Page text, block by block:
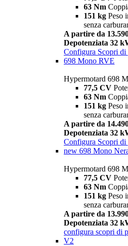
63 Nm
151 kg Peso
senza
A partire da
Depotenziata 32
Configura Scopri di
698 Mono RVE
Hypermotard 698
77,5 CV
63 Nm
151 kg Peso
senza
A partire da
Depotenziata 32
Configura Scopri di
new 698 Mono
Hypermotard 698
77,5 CV
63 Nm
151 kg Peso
senza
A partire da
Depotenziata 32
configura scopri di
V2